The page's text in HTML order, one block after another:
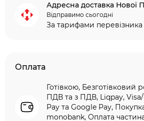
Адресна доставка Нової
Відправимо сьогодні
За тарифами перевізника
Оплата
Готівкою, Безготівковий
ПДВ та з ПДВ, Liqpay,
Pay та Google Pay,
monobank, Оплата